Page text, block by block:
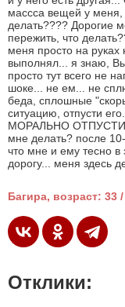
массса вещей у меня,
делать???? Дорогие
пережить, что
меня просто на руках
выполнял... я знаю,
просто тут всего не
шоке... не ем... не
беда, сплошные
ситуацию, отпусти
МОРАЛЬНО
мне делать? после
что мне и ему тесно в
дорогу... меня здесь
Багира, возраст: 33
Отклики: